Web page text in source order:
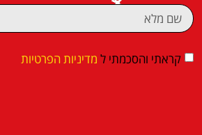
קראתי והסכמתי ל מדיניות הפרטיות